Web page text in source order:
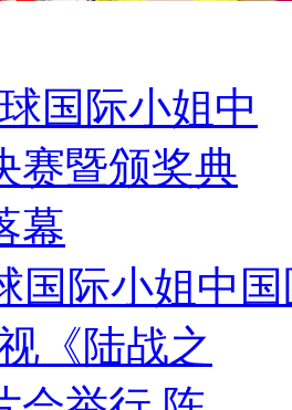
国际小姐中